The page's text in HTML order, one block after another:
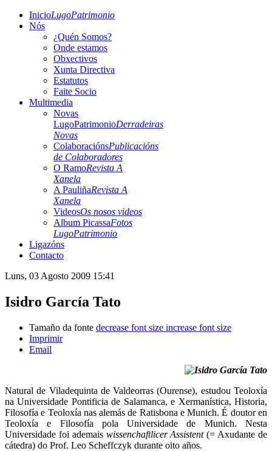
InicioLugoPatrimonio
Nós
¿Quén Somos?
Onde estamos
Obxectivos
Xunta Directiva
Estatutos
Faite Socio
Multimedia
Novas
LugoPatrimonioDerradeiras
Novas
ColaboraciónsPublicacións
de Colaboradores
O RamoRevista A
Xanela
A PauliñaRevista A
Xanela
VideosOs nosos videos
Album PicassaFotos
LugoPatrimonio
Ligazóns
Contacto
Luns, 03 Agosto 2009 15:41
Isidro García Tato
Tamaño da fonte decrease font size increase font size
Imprimir
Email
Natural de Viladequinta de Valdeorras (Ourense), estudou Teoloxía
na Universidade Pontificia de Salamanca, e Xermanística, Historia,
Filosofía e Teoloxía nas alemás de Ratisbona e Munich. É doutor en
Teoloxía e Filosofía pola Universidade de Munich. Nesta
Universidade foi ademais wissenchaftlicer Assistent(= Axudante de
cátedra) do Prof. Leo Scheffczyk durante oito años.